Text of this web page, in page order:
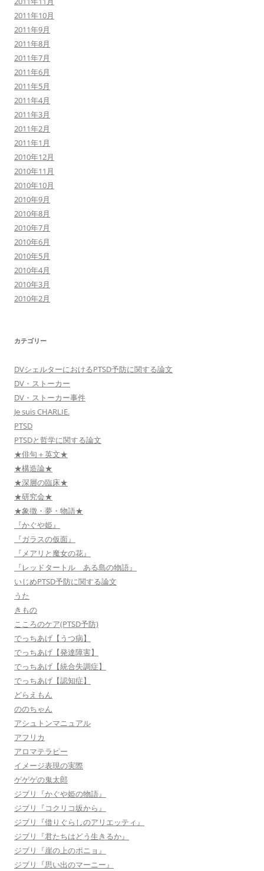
2011年10月
2011年9月
2011年8月
2011年7月
2011年6月
2011年5月
2011年4月
2011年3月
2011年2月
2011年1月
2010年12月
2010年11月
2010年10月
2010年9月
2010年8月
2010年7月
2010年6月
2010年5月
2010年4月
2010年3月
2010年2月
カテゴリー
DVシェルターにおけるPTSD予防に関する論文
DV・ストーカー
DV・ストーカー事件
Je suis CHARLIE.
PTSD
PTSDと哲学に関する論文
★俳句＋英文★
★構造論★
★深層の臨床★
★研究会★
★象徴・夢・物語★
『かぐや姫』
『ガラスの仮面』
『メアリと魔女の花』
『レッドタートル ある島の物語』
いじめPTSD予防に関する論文
うた
きもの
こころのケア(PTSD予防)
でっちあげ【うつ病】
でっちあげ【発達障害】
でっちあげ【統合失調症】
でっちあげ【認知症】
どらえもん
ののちゃん
アシュトンマニュアル
アフリカ
アロマテラピー
イメージ表現の実際
ゲゲゲの鬼太郎
ジブリ『かぐや姫の物語』
ジブリ『コクリコ坂から』
ジブリ『借りぐらしのアリエッティ』
ジブリ『君たちはどう生きるか』
ジブリ『崖の上のポニョ』
ジブリ『思い出のマーニー』